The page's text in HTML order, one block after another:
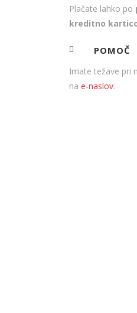
Plačate lahko po
kreditno
POMOČ
Imate težave pri
na e-naslov.